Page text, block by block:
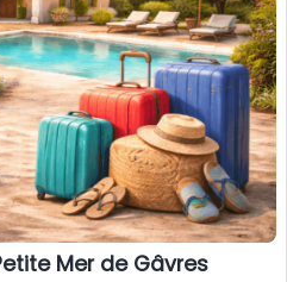
Mer de Gâvres